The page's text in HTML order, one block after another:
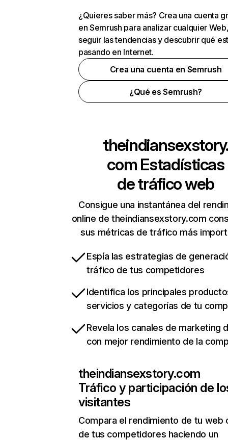
¿Quieres saber más? Crea una cuenta
en Semrush para analizar cualquier
seguir las tendencias y descubrir qué
pasando en Internet.
Crea una cuenta en Semrush
¿Qué es Semrush?
theindiansexstory.
com Estadísticas
de tráfico web
Consigue una instantánea del
online de theindiansexstory.com
sus métricas de tráfico más
Espía las estrategias de
tráfico de tus competidores
Identifica los principales
servicios y categorías de tu
Revela los canales de marketing
con mejor rendimiento de la
theindiansexstory.com
Tráfico y participación de
visitantes
Compara el rendimiento de tu web
de tus competidores haciendo un